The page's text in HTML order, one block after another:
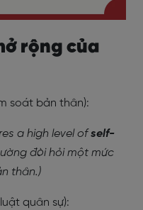
rộng của
soát bản thân):
a high level ofself-
đòi hỏi một mức
thân.)
luật quân sự):